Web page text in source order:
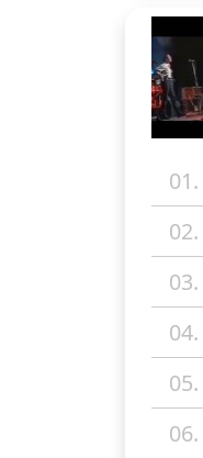
01.
02.
03.
04.
05.
06.